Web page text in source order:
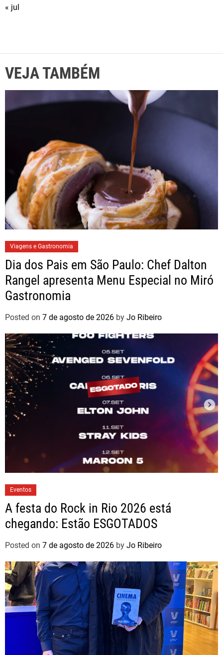
« jul
VEJA TAMBÉM
Viagens e Gastronomia
Dia dos Pais em São Paulo: Chef Dalton
Rangel apresenta Menu Especial no Miró
Gastronomia
Posted on 7 de agosto de 2026 by Jo Ribeiro
Eventos
A festa do Rock in Rio 2026 está
chegando: Estão ESGOTADOS
Posted on 7 de agosto de 2026 by Jo Ribeiro